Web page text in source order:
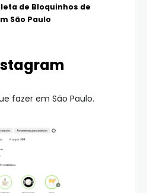
de Bloquinhos de
São Paulo
fazer em São Paulo.